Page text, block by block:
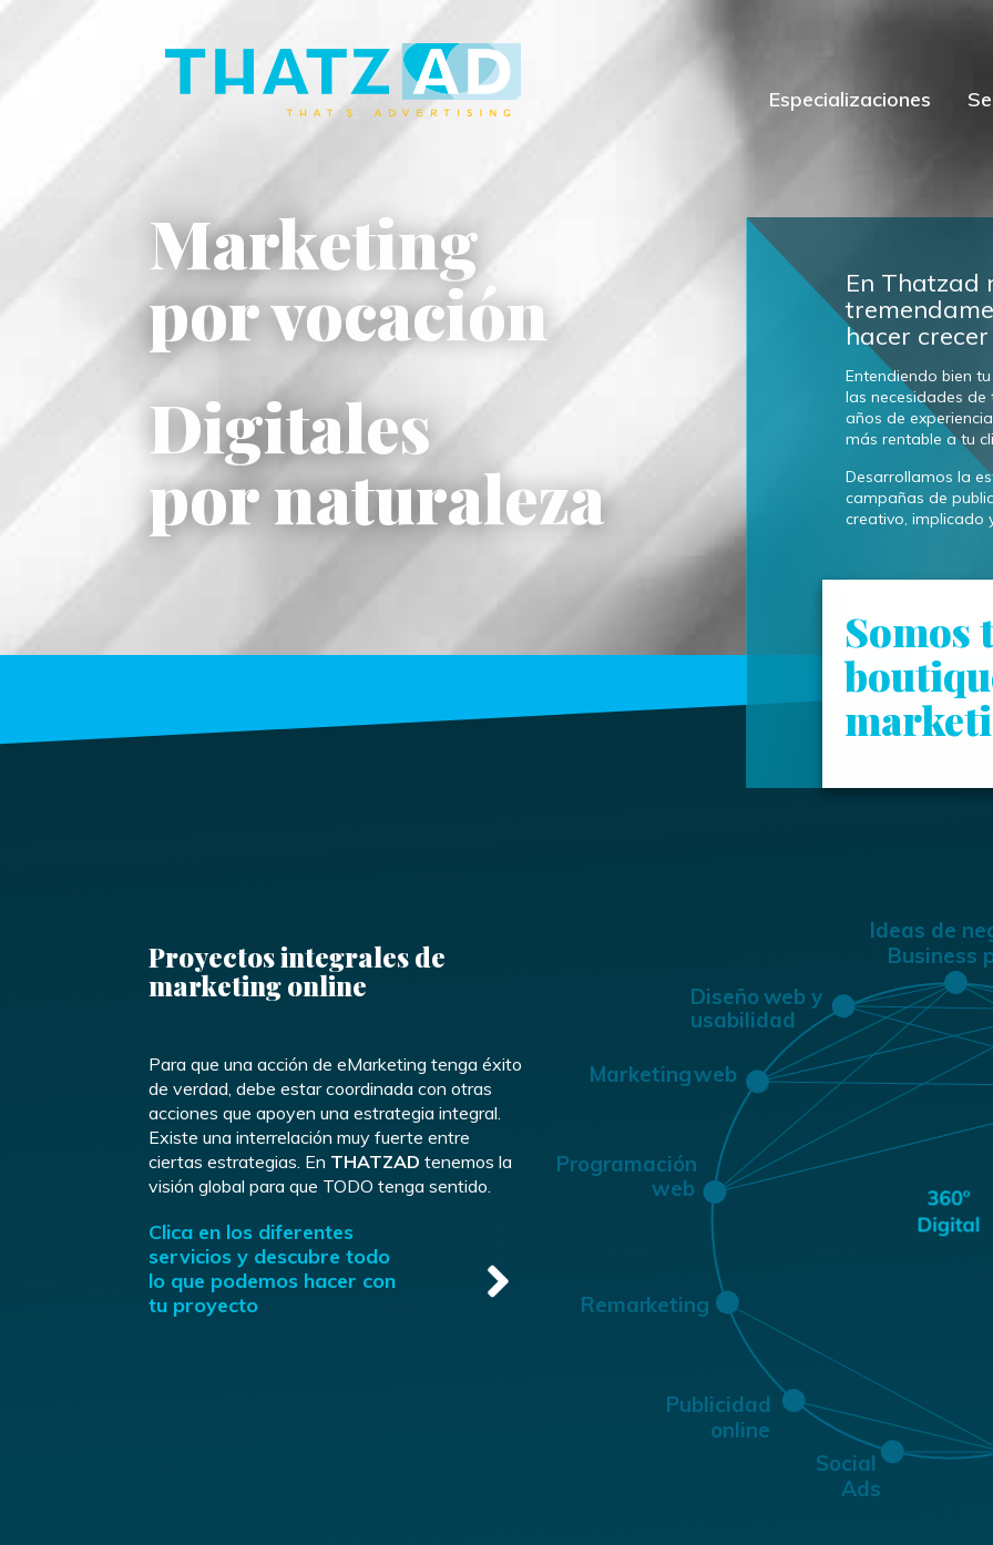
Especializaciones
Marketing
por vocación
Digitales
por naturaleza
En Thatzad
hacer
Entendiendo bien
las necesidades
años de
más rentable a tu
Desarrollamos la
campañas de
creativo, implicado
Somos
Proyectos integrales de
marketing online
Para que una acción de eMarketing tenga éxito
de verdad, debe estar coordinada con otras
acciones que apoyen una estrategia integral.
Existe una interrelación muy fuerte entre
ciertas estrategias. En THATZAD tenemos la
visión global para que TODO tenga sentido.
Clica en los diferentes
servicios y descubre todo
lo que podemos hacer con
tu proyecto
Social
Ads
Ideas de
Business
Remarketing
Publicidad
online
Diseñoweb y
usabilidad
Marketingweb
Programación
web